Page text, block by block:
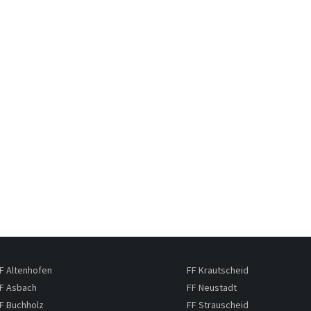
Altenhofen
Asbach
Buchholz
FF Krautscheid
FF Neustadt
FF Strauscheid